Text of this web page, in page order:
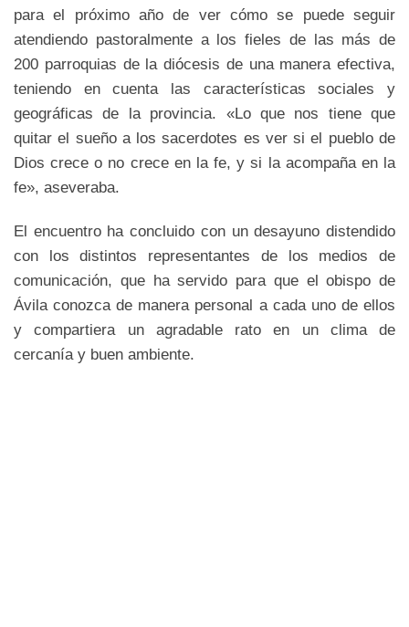
para el próximo año de ver cómo se puede seguir
atendiendo pastoralmente a los fieles de las más de
200 parroquias de la diócesis de una manera efectiva,
teniendo en cuenta las características sociales y
geográficas de la provincia. «Lo que nos tiene que
quitar el sueño a los sacerdotes es ver si el pueblo de
Dios crece o no crece en la fe, y si la acompaña en la
fe», aseveraba.
El encuentro ha concluido con un desayuno distendido
con los distintos representantes de los medios de
comunicación, que ha servido para que el obispo de
Ávila conozca de manera personal a cada uno de ellos
y compartiera un agradable rato en un clima de
cercanía y buen ambiente.